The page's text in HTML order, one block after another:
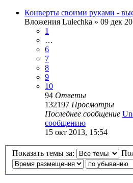
Конверты своими руками -
Вложения Lulechka » 09 дек
1
…
6
7
8
9
10
94 Ответы
132197 Просмотры
Последнее сообщение
сообщению
15 окт 2013, 15:54
Показать темы за: